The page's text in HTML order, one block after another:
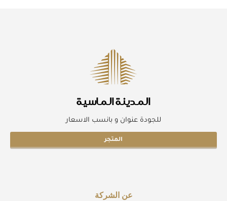
المدينة الماسية
للجودة عنوان و بانسب الاسعار
المتجر
عن الشركة